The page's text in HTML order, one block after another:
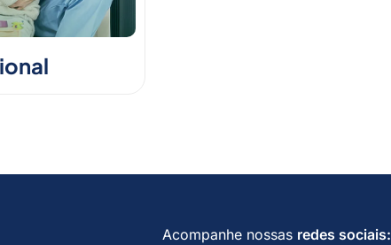
Acompanhe nossas redes sociais: